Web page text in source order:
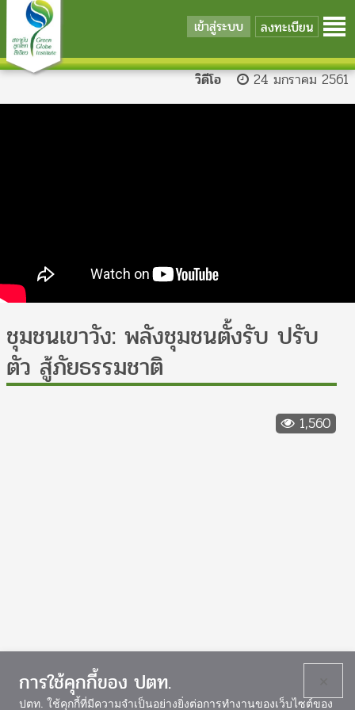
เข้าสู่ระบบ ลงทะเบียน
วิดีโอ 24 มกราคม 2561
ชุมชนเขาวัง: พลังชุมชนตั้งรับ ปรับ
ตัว สู้ภัยธรรมชาติ
1,560
การใช้คุกกี้ของ ปตท.
ปตท. ใช้คุกกี้ที่มีความจำเป็นอย่างยิ่งต่อการทำงานของเว็บไซต์ของ